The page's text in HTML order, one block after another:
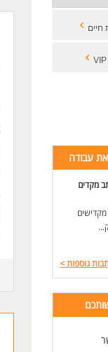
חיים
עבודה
מקדים
מקדישים
נוספות>